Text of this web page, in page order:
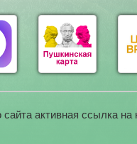
активная ссылка на